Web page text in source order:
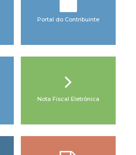
Portal do Contribuinte
Nota Fiscal Eletrônica